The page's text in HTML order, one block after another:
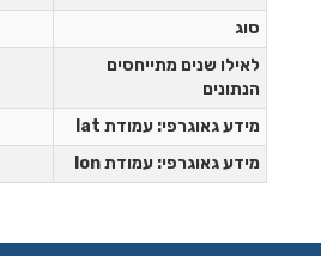
סוג
לאילו שנים מתייחסים
הנתונים
מידע גאוגרפי: עמודת lat
מידע גאוגרפי: עמודת lon